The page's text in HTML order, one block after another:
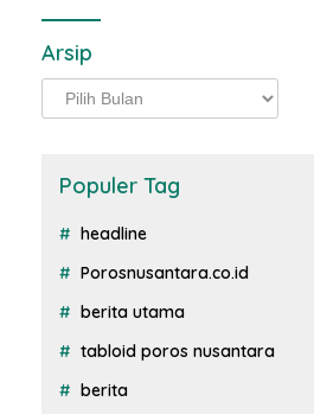
Arsip
Arsip
Populer Tag
headline
Porosnusantara.co.id
berita utama
tabloid poros nusantara
berita